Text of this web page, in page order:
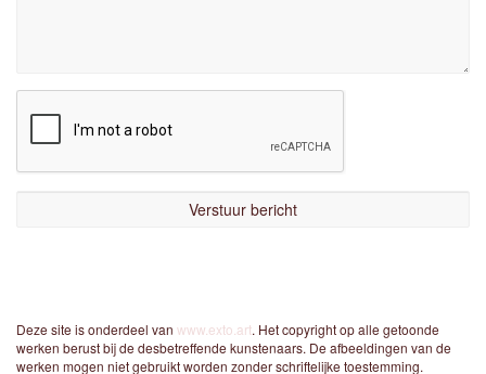
Deze site is onderdeel van www.exto.art. Het copyright op alle getoonde
werken berust bij de desbetreffende kunstenaars. De afbeeldingen van de
werken mogen niet gebruikt worden zonder schriftelijke toestemming.